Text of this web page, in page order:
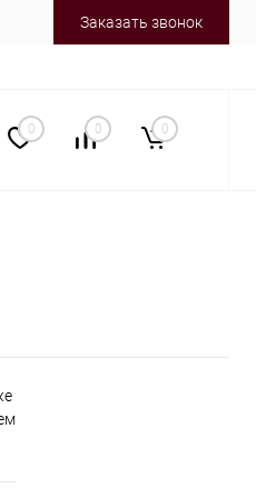
Заказать звонок
0 0 0